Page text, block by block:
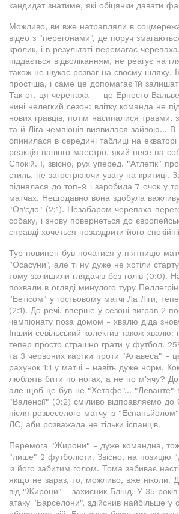
кандидат знатиме, які обіцянки давати
Можливо, ви вже натрапляли в
відео з "перегонами", де поруч
кролик, і в результаті перемагає
піддається відволіканням, не реагує на
також не шукає розваг на своєму шляху.
простіша, і саме це допомагає їй
Так от, ця черепаха — це Ернесто
нині нелегкий сезон: влітку команда не
нових гравців, потім насипалися травми,
та й Ліга чемпіонів виявилася зайвою... В
опинилася в середині таблиці на
реакція нашого маестро, який несе на
Спокій. І, звісно, рух уперед. "Атлетік"
стиль, не загострюючи увагу на критиці.
піднялася до топ-9 і заробила 7 очок у
матчах. Нещодавно вона здобула
"Ов'єдо" (2:1). Незабаром черепаха
собаку, і знову повернеться до
справді хочеться позаздрити його
Тур повинен був початися у п'ятницю
"Осасуни", але ті ну дуже не хотіли
тому залишили глядачів без голів (0:0).
похвали в огляді минулого туру
"Бетісом" у гостьовому матчі Ла Ліги,
(2:1). До речі, вперше у сезоні виграв 2
чемпіонату поза домом - хвалю діда
Інший севільський колектив також хвалю:
тепер просто страшно грати у футбол.
та 3 червоних картки проти "Алавеса" -
рахунок 1:1 у матчі - навіть дуже норм.
люблять бити по ногах, а не по м'ячу? До
але щоб це був не "Хетафе"... "Леванте"
"Валенсії" (0:2) сміливо відправляємо
після розвеселого матчу із
ЛЄ, аби розважала не тільки іспанців.
Перемога "Жирони" - дуже командна, тож
"лише" 2 футболісти. Звісно, на позицію
із його забитим голом. Тома забиває
якщо не зараз, то, можливо, вже ніколи.
від "Жирони" - захисник Блінд. У 35
атаку "Барселони", здійснив найбільше у